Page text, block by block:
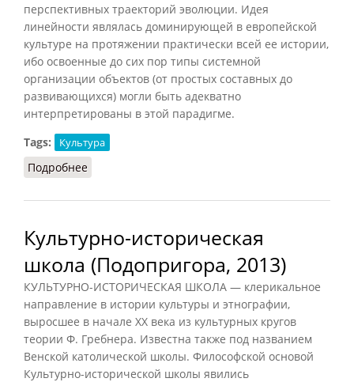
перспективных траекторий эволюции. Идея
линейности являлась доминирующей в европейской
культуре на протяжении практически всей ее истории,
ибо освоенные до сих пор типы системной
организации объектов (от простых составных до
развивающихся) могли быть адекватно
интерпретированы в этой парадигме.
Tags:
Культура
Подробнее
Культурно-историческая
школа (Подопригора, 2013)
КУЛЬТУРНО-ИСТОРИЧЕСКАЯ ШКОЛА — клерикальное
направление в истории культуры и этнографии,
выросшее в начале XX века из культурных кругов
теории Ф. Гребнера. Известна также под названием
Венской католической школы. Философской основой
Культурно-исторической школы явились